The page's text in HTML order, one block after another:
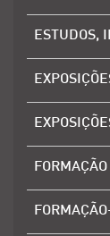
ESTUDOS,
FORMAÇÃO